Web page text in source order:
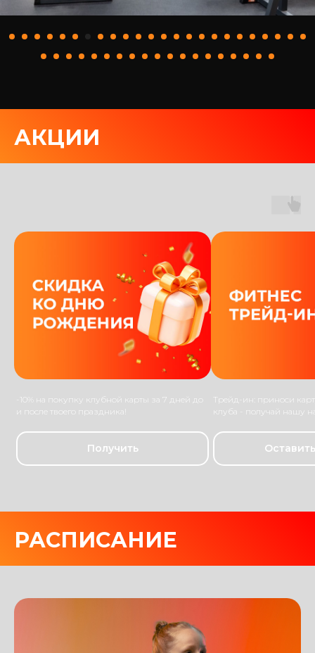
АКЦИИ
-10% на покупку клубной карты за 7 дней до
и после твоего праздника!
Получить
Трейд-ин: приноси
клуба - получай нашу
РАСПИСАНИЕ